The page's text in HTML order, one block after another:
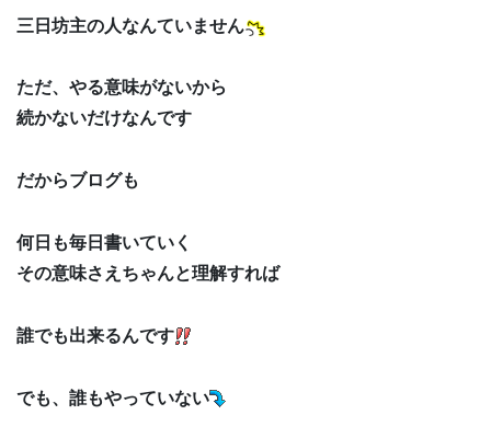
三日坊主の人なんていません
ただ、やる意味がないから
続かないだけなんです
だからブログも
何日も毎日書いていく
その意味さえちゃんと理解すれば
誰でも出来るんです
でも、誰もやっていない